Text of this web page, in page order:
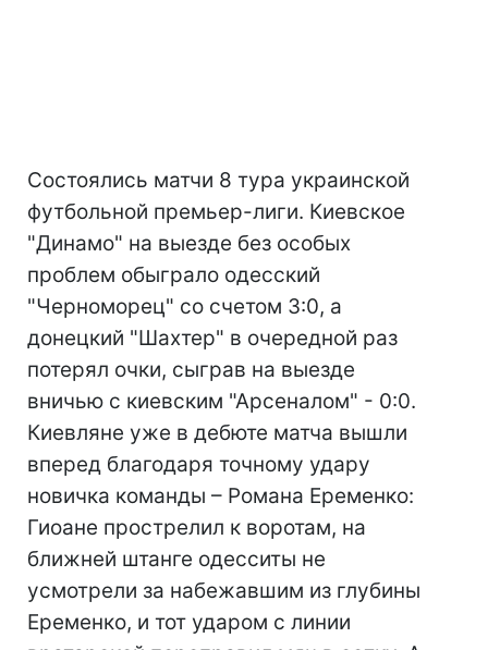
Состоялись матчи 8 тура украинской
футбольной премьер-лиги. Киевское
"Динамо" на выезде без особых
проблем обыграло одесский
"Черноморец" со счетом 3:0, а
донецкий "Шахтер" в очередной раз
потерял очки, сыграв на выезде
вничью с киевским "Арсеналом" - 0:0.
Киевляне уже в дебюте матча вышли
вперед благодаря точному удару
новичка команды – Романа Еременко:
Гиоане прострелил к воротам, на
ближней штанге одесситы не
усмотрели за набежавшим из глубины
Еременко, и тот ударом с линии